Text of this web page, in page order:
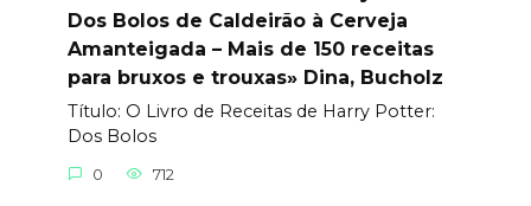
Dos Bolos de Caldeirão à Cerveja
Amanteigada – Mais de 150 receitas
para bruxos e trouxas» Dina, Bucholz
Título: O Livro de Receitas de Harry Potter:
Dos Bolos
0 712